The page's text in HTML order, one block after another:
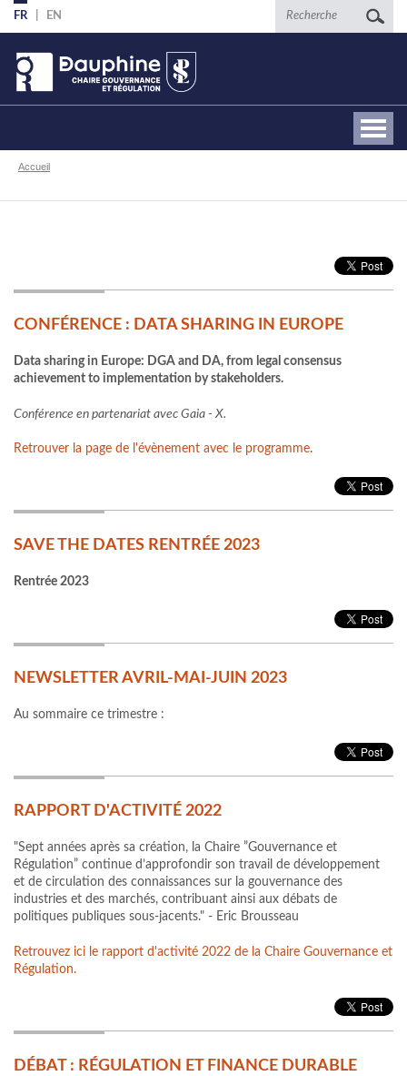
Aller
au
contenu
principal
FR EN Recherche
Fil
Accueil
CONFÉRENCE : DATA SHARING IN EUROPE
Data sharing in Europe: DGA and DA, from legal consensus
achievement to implementation by stakeholders.
Conférence en partenariat avec Gaia - X.
Retrouver la page de l'évènement avec le programme.
SAVE THE DATES RENTRÉE 2023
Rentrée 2023
NEWSLETTER AVRIL-MAI-JUIN 2023
Au sommaire ce trimestre :
RAPPORT D'ACTIVITÉ 2022
"Sept années après sa création, la Chaire ”Gouvernance et
Régulation” continue d’approfondir son travail de développement
et de circulation des connaissances sur la gouvernance des
industries et des marchés, contribuant ainsi aux débats de
politiques publiques sous-jacents." - Eric Brousseau
Retrouvez ici le rapport d'activité 2022 de la Chaire Gouvernance et
Régulation.
DÉBAT : RÉGULATION ET FINANCE DURABLE